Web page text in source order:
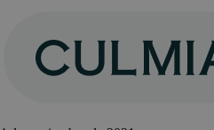
contenido